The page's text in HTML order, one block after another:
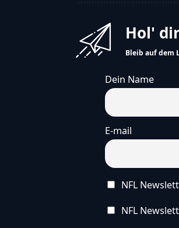
Hol'
Bleib auf dem
Dein Name
E-mail
NFL
NFL